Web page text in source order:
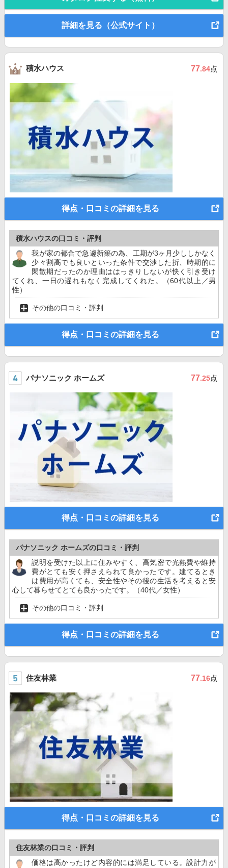
詳細を見る（公式サイト）
積水ハウス 77.84点
得点・口コミの詳細を見る
積水ハウスの口コミ・評判
我が家の都合で急遽新築の為、工期が3ヶ月少ししかなく
少々割高でも良いといった条件で交渉した折、時期的に
閑散期だったのか理由ははっきりしないが快く引き受け
てくれ、一日の遅れもなく完成してくれた。（60代以上／男
性）
その他の口コミ・評判
得点・口コミの詳細を見る
パナソニック ホームズ 77.25点
得点・口コミの詳細を見る
パナソニック ホームズの口コミ・評判
説明を受けた以上に住みやすく、高気密で光熱費や維持
費がとても安く押さえられて良かったです。建てるとき
は費用が高くても、安全性やその後の生活を考えると安
心して暮らせてとても良かったです。（40代／女性）
その他の口コミ・評判
得点・口コミの詳細を見る
住友林業 77.16点
得点・口コミの詳細を見る
住友林業の口コミ・評判
価格は高かったけど内容的には満足している。設計力が